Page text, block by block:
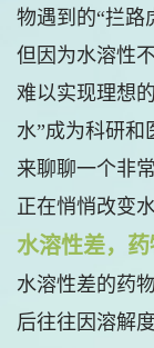
物遇到的“拦路
但因为水溶性
难以实现理想
水”成为科研
来聊聊一个非
正在悄悄改变
水溶性差，
水溶性差的药
后往往因溶解